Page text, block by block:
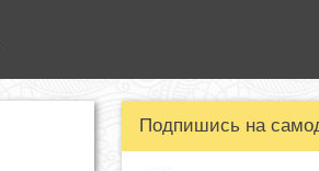
Подпишись на